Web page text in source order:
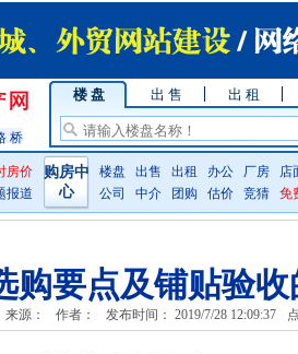
桥
楼 盘 出 售 出 租
房价
报道
购房中
心
楼盘 出售 出租 办公 厂房
店
公司
中介 团购 估价 竞猜 免
购要点及铺贴验
来源： 作者： 发布时间： 2019/7/28 12:09:37